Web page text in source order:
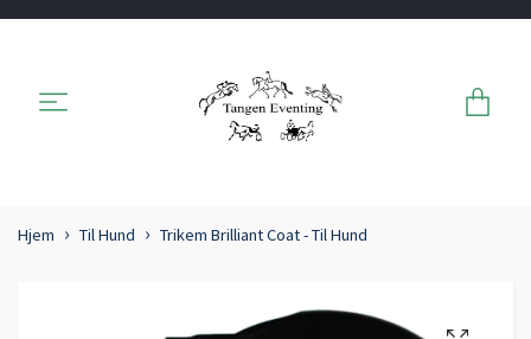
Hjem Til Hund Trikem Brilliant Coat - Til Hund